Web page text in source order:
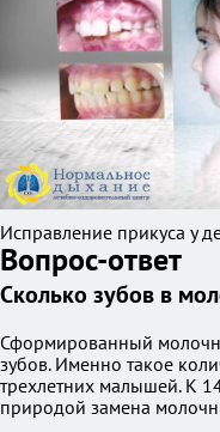
Исправление прикуса у
Вопрос-ответ
Сколько зубов в
Сформированный
зубов. Именно такое
трехлетних малышей. К
природой замена